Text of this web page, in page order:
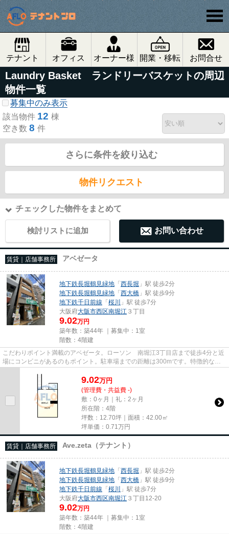
テナント オフィス オーナー様 開業・移転 お問合せ
Laundry Basket ランドリーバスケットの周辺
物件一覧
募集中のみ表示
該当物件 12 棟
空き数 8 件
さらに条件を絞り込む
物件リクエスト
チェックした物件をまとめて
検討リストに追加 お問い合わせ
賃貸｜店舗事務所 アベゼータ
地下鉄長堀鶴見緑地 「西長堀 」駅 徒歩2分
地下鉄長堀鶴見緑地 「西大橋 」駅 徒歩9分
地下鉄千日前線 「桜川
」駅 徒歩7分
大阪府大阪市西区南堀江 ３丁目
9.02万円
築年数：築44年 ｜募集中： 1室
階数：4階建
こだわりポイント満載のアベゼータ。ローソン 南堀江3丁目店まで徒歩4分と近
場にコンビニがあるのもポイント。駐車場までの距離は300mです。特徴的な外
観と洗練された設計の内装を持...
9.02万円
(管理費・共益費 -)
敷：0ヶ月｜礼：2ヶ月
所在階：4階
坪数：12.70坪｜面積：42.00㎡
坪単価： 0.71 万円
賃貸｜店舗事務所 Ave.zeta（テナント）
地下鉄長堀鶴見緑地 「西長堀 」駅 徒歩2分
地下鉄長堀鶴見緑地 「西大橋 」駅 徒歩9分
地下鉄千日前線 「桜川
」駅 徒歩7分
大阪府大阪市西区南堀江 ３丁目12-20
9.02万円
築年数：築44年 ｜募集中： 1室
階数：4階建